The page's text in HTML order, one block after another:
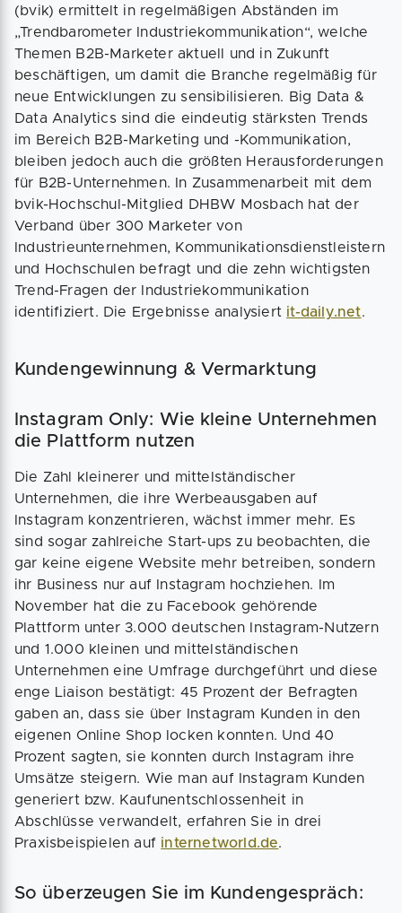
(bvik) ermittelt in regelmäßigen Abständen im
„Trendbarometer Industriekommunikation“, welche
Themen B2B-Marketer aktuell und in Zukunft
beschäftigen, um damit die Branche regelmäßig für
neue Entwicklungen zu sensibilisieren. Big Data &
Data Analytics sind die eindeutig stärksten Trends
im Bereich B2B-Marketing und -Kommunikation,
bleiben jedoch auch die größten Herausforderungen
für B2B-Unternehmen. In Zusammenarbeit mit dem
bvik-Hochschul-Mitglied DHBW Mosbach hat der
Verband über 300 Marketer von
Industrieunternehmen, Kommunikationsdienstleistern
und Hochschulen befragt und die zehn wichtigsten
Trend-Fragen der Industriekommunikation
identifiziert. Die Ergebnisse analysiert it-daily.net.
Kundengewinnung & Vermarktung
Instagram Only: Wie kleine Unternehmen
die Plattform nutzen
Die Zahl kleinerer und mittelständischer
Unternehmen, die ihre Werbeausgaben auf
Instagram konzentrieren, wächst immer mehr. Es
sind sogar zahlreiche Start-ups zu ­beobachten, die
gar keine eigene Website mehr betreiben, sondern
ihr Business nur auf Instagram hochziehen. Im
November hat die zu Facebook gehörende
Plattform unter 3.000 deutschen ­Instagram-Nutzern
und 1.000 kleinen und mittelständischen
Unternehmen eine Umfrage durchgeführt und diese
enge Liaison bestätigt: 45 Prozent der Befragten
gaben an, dass sie über Instagram Kunden in den
eigenen Online Shop locken konnten. Und 40
Prozent sagten, sie konnten durch Instagram ihre
Umsätze steigern. Wie man auf Instagram Kunden
generiert bzw. Kaufunentschlossenheit in
Abschlüsse verwandelt, erfahren Sie in drei
Praxisbeispielen auf internetworld.de.
So überzeugen Sie im Kundengespräch: